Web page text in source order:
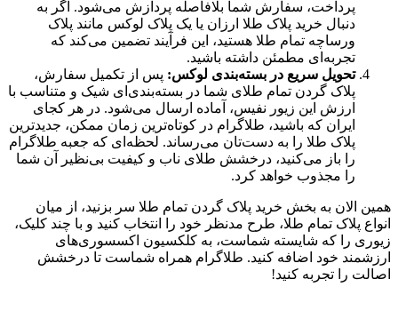
پرداخت، سفارش شما بلافاصله پردازش می‌شود. اگر به
دنبال خرید پلاک طلا ارزان یا یک پلاک لوکس مانند پلاک
ورساچه تمام طلا هستید، این فرآیند تضمین می‌کند که
تجربه‌ای مطمئن داشته باشید.
تحویل سریع در بسته‌بندی لوکس: پس از تکمیل سفارش،
پلاک گردن تمام طلای شما در بسته‌بندی‌ای شیک و متناسب با
ارزش این زیور نفیس، آماده ارسال می‌شود. در هر کجای
ایران که باشید، طلاگرام در کوتاه‌ترین زمان ممکن، جدیدترین
پلاک طلا را به دست‌تان می‌رساند. لحظه‌ای که جعبه طلاگرام
را باز می‌کنید، درخشش طلای ناب و کیفیت بی‌نظیر آن شما
را مجذوب خواهد کرد.
همین الان به بخش خرید پلاک گردن تمام طلا سر بزنید، از میان
انواع پلاک تمام طلا، طرح مدنظر خود را انتخاب کنید و با چند کلیک،
زیوری را که شایسته شماست، به کلکسیون اکسسوری‌های
ارزشمند خود اضافه کنید. طلاگرام همراه شماست تا درخشش
اصالت را تجربه کنید!